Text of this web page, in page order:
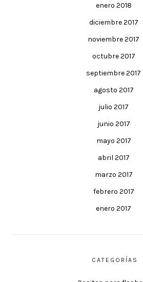
enero 2018
diciembre 2017
noviembre 2017
octubre 2017
septiembre 2017
agosto 2017
julio 2017
junio 2017
mayo 2017
abril 2017
marzo 2017
febrero 2017
enero 2017
CATEGORÍAS